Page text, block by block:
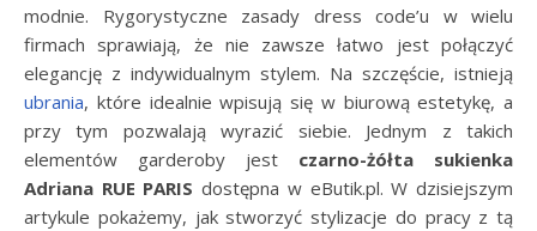
modnie. Rygorystyczne zasady dress code’u w wielu
firmach sprawiają, że nie zawsze łatwo jest połączyć
elegancję z indywidualnym stylem. Na szczęście, istnieją
ubrania, które idealnie wpisują się w biurową estetykę, a
przy tym pozwalają wyrazić siebie. Jednym z takich
elementów garderoby jest czarno-żółta sukienka
Adriana RUE PARIS dostępna w eButik.pl. W dzisiejszym
artykule pokażemy, jak stworzyć stylizacje do pracy z tą